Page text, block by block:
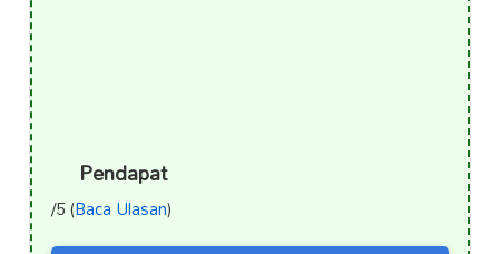
Pendapat
/5 (Baca Ulasan)